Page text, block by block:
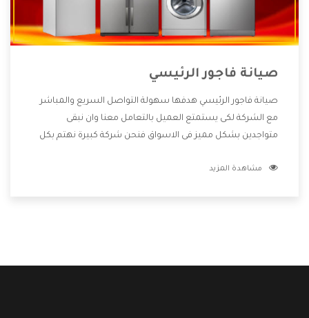
صيانة فاجور الرئيسي
صيانة فاجور الرئيسي هدفها سهولة التواصل السريع والمباشر
مع الشركة لكى يستمتع العميل بالتعامل معنا وان نبقى
متواجدين بشكل مميز فى الاسواق فنحن شركة كبيرة نهتم بكل
الشركة بها والتى تكون منها خدمة الصيانة التى تكون من أهم
مشاهدة المزيد